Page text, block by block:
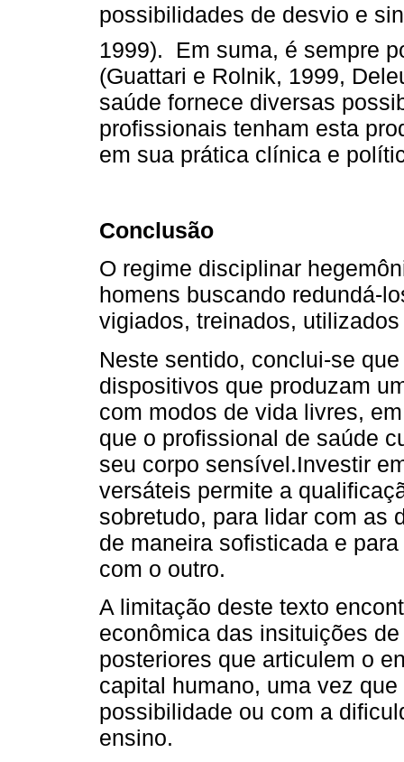
possibilidades de desvio e
1999). Em suma, é sempre
(Guattari e Rolnik, 1999,
saúde fornece diversas
profissionais tenham esta
em sua prática clínica e
Conclusão
O regime disciplinar
homens buscando redundá-
vigiados, treinados,
Neste sentido, conclui-se
dispositivos que produzam
com modos de vida livres,
que o profissional de saúde
seu corpo sensível.Investir
versáteis permite a
sobretudo, para lidar com as
de maneira sofisticada e
com o outro.
A limitação deste texto
econômica das insituições
posteriores que articulem o
capital humano, uma vez
possibilidade ou com a
ensino.